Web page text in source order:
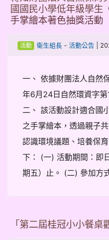
國國民小學低年級學生
手掌繪本著色抽獎活動
活動 衛生組長- 活動公告 |
一、 依據財團法人自然
年6月24日自然環資字
二、 該活動設計適合國
之手掌繪本，透過親子
認識環境議題、培養保
下： (一) 活動期間：即
期五）止。 (二) 參加方
「第二屆桂冠小小餐桌